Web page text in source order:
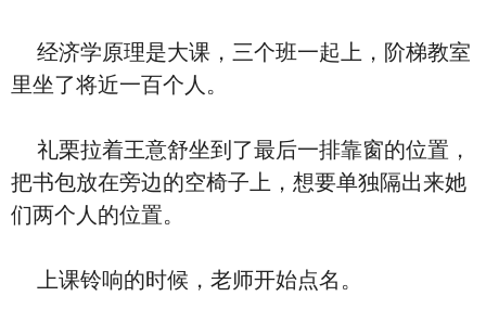
经济学原理是大课，三个班一起上，阶梯教室
里坐了将近一百个人。
礼栗拉着王意舒坐到了最后一排靠窗的位置，
把书包放在旁边的空椅子上，想要单独隔出来她
们两个人的位置。
上课铃响的时候，老师开始点名。